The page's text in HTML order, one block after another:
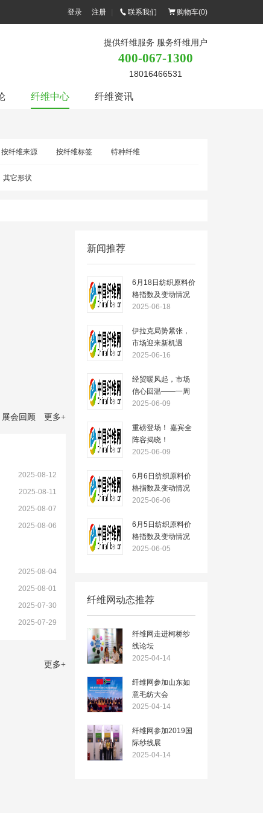
登录 注册 联系我们 购物车(0)
提供纤维服务 服务纤维用户
400-067-1300
18016466531
纤维中心 纤维资讯
按纤维来源 按纤维标签 特种纤维
其它形状
展会回顾 更多+
2025-08-12
2025-08-11
2025-08-07
2025-08-06
2025-08-04
2025-08-01
2025-07-30
2025-07-29
更多+
新闻推荐
6月18日纺织原料价
格指数及变动情况
2025-06-18
伊拉克局势紧张，
市场迎来新机遇
——一周市场行情
2025-06-16
经贸暖风起，市场
信心回温——一周
市场行情
2025-06-09
重磅登场！ 嘉宾全
阵容揭晓！
2025-06-09
6月6日纺织原料价
格指数及变动情况
2025-06-06
6月5日纺织原料价
格指数及变动情况
2025-06-05
纤维网动态推荐
纤维网走进柯桥纱
线论坛
2025-04-14
纤维网参加山东如
意毛纺大会
2025-04-14
纤维网参加2019国
际纱线展
2025-04-14